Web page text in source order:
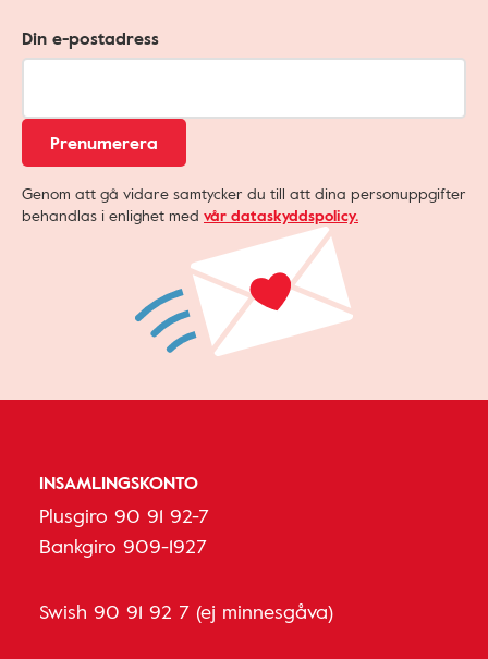
Din e-postadress
Prenumerera
Genom att gå vidare samtycker du till att dina personuppgifter
behandlas i enlighet med vår dataskyddspolicy.
INSAMLINGSKONTO
Plusgiro 90 91 92-7
Bankgiro 909-1927
Swish 90 91 92 7 (ej minnesgåva)